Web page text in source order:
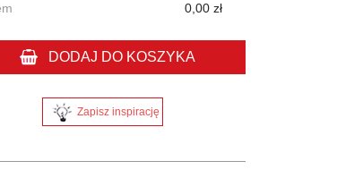
0,00 zł
DODAJ DO KOSZYKA
Zapisz inspirację